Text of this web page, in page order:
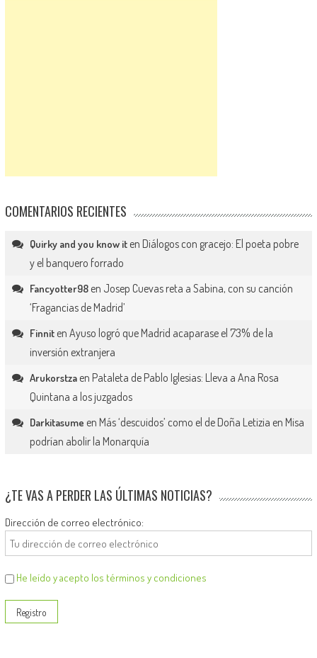
COMENTARIOS RECIENTES
Quirky and you know iten Diálogos con gracejo: El poeta pobre
y el banquero forrado
Fancyotter98en Josep Cuevas reta a Sabina, con su canción
‘Fragancias de Madrid’
Finniten Ayuso logró que Madrid acaparase el 73% de la
inversión extranjera
Arukorstzaen Pataleta de Pablo Iglesias: Lleva a Ana Rosa
Quintana a los juzgados
Darkitasume en Más ‘descuidos’ como el de Doña Letizia en Misa
podrían abolir la Monarquía
¿TE VAS A PERDER LAS ÚLTIMAS NOTICIAS?
Dirección de correo electrónico:
He leído y acepto los términos y condiciones